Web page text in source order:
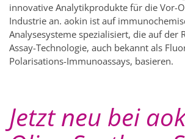
innovative Analytikprodukte für die Vor-
Industrie an. aokin ist auf
Analysesysteme spezialisiert, die auf der
Assay-Technologie, auch bekannt als
Polarisations-Immunoassays, basieren.
Jetzt neu bei